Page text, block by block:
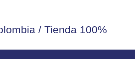
/ Tienda 100%